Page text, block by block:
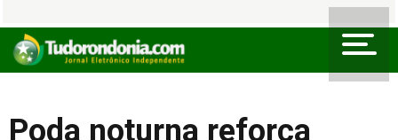
Poda noturna reforça